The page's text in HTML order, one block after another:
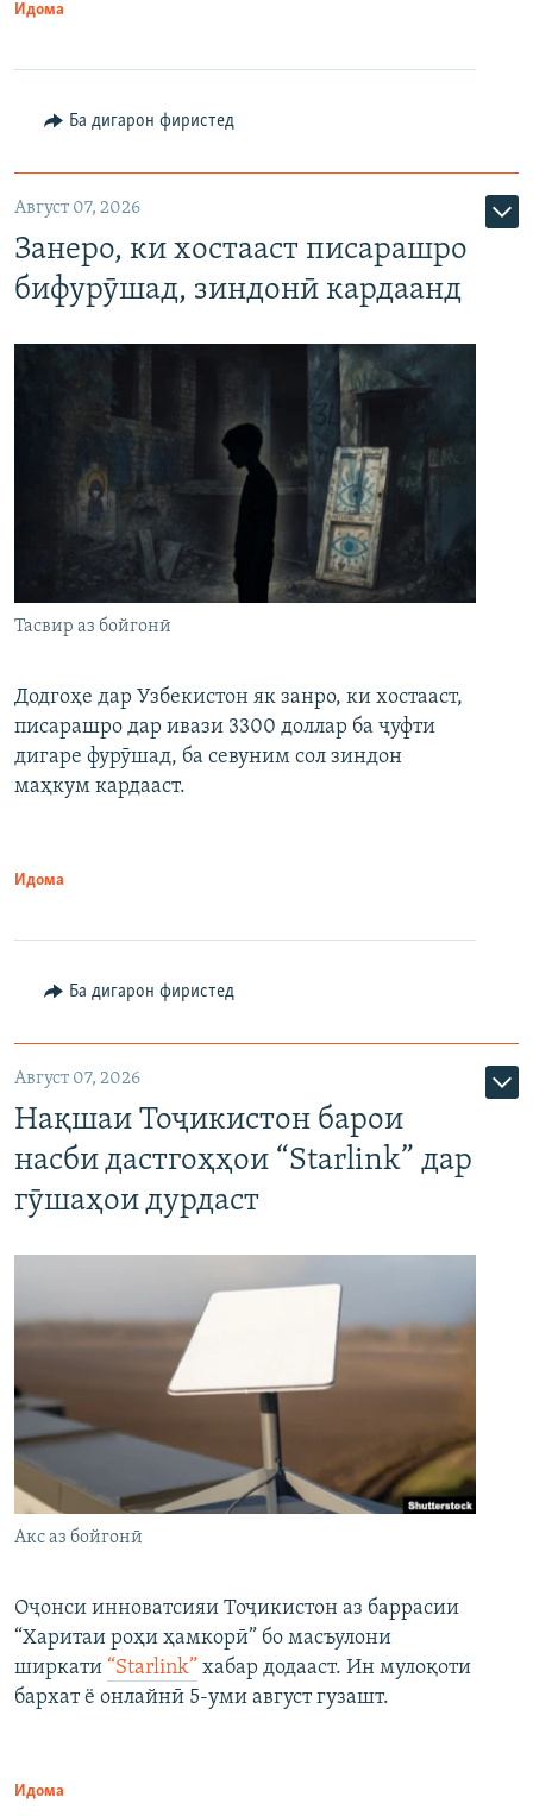
Идома
Ба дигарон фиристед
Август 07, 2026
Занеро, ки хостааст писарашро
бифурӯшад, зиндонӣ кардаанд
Тасвир аз бойгонӣ
Додгоҳе дар Узбекистон як занро, ки хостааст,
писарашро дар ивази 3300 доллар ба ҷуфти
дигаре фурӯшад, ба севуним сол зиндон
маҳкум кардааст.
Идома
Ба дигарон фиристед
Август 07, 2026
Нақшаи Тоҷикистон барои
насби дастгоҳҳои “Starlink” дар
гӯшаҳои дурдаст
Акс аз бойгонӣ
Оҷонси инноватсияи Тоҷикистон аз баррасии
“Харитаи роҳи ҳамкорӣ” бо масъулони
ширкати “Starlink” хабар додааст. Ин мулоқоти
бархат ё онлайнӣ 5-уми август гузашт.
Идома